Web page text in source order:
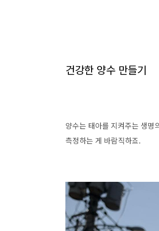
건강한 양수 만들기
양수는 태아를 지켜주는 생명
측정하는 게 바람직하죠.